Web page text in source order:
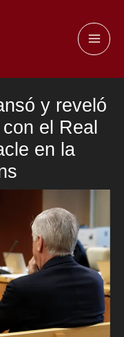
y reveló
el Real
en la